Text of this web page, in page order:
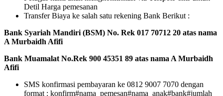
Detil Harga pemesanan
Transfer Biaya ke salah satu rekening Bank Berikut :
Bank Syariah Mandiri (BSM) No. Rek 017 70712 20 atas nama
A Murbaidh Afifi
Bank Muamalat No.Rek 900 45351 89 atas nama A Murbaidh
Afifi
SMS konfirmasi pembayaran ke 0812 9007 7070 dengan
format : konfirm#nama_pemesan#nama_anak#bank#jumlah